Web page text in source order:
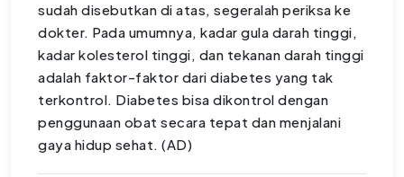
sudah disebutkan di atas, segeralah periksa ke
dokter. Pada umumnya, kadar gula darah tinggi,
kadar kolesterol tinggi, dan tekanan darah tinggi
adalah faktor-faktor dari diabetes yang tak
terkontrol. Diabetes bisa dikontrol dengan
penggunaan obat secara tepat dan menjalani
gaya hidup sehat. (AD)